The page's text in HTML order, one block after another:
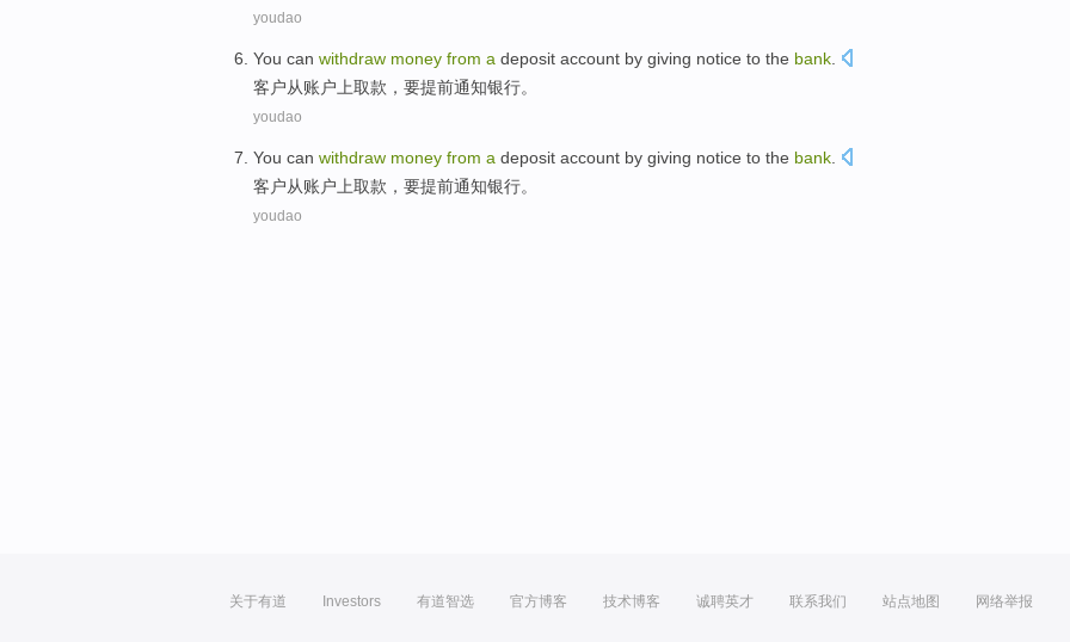
youdao
You can withdraw money from a deposit account by giving notice to the bank
客户从账户 上取款 ，要提前通知银行。
youdao
You can withdraw money from a deposit account by giving notice to the bank
客户从账户 上取款 ，要提前通知银行。
youdao
关于有道 Investors 有道智选 官方博客 技术博客 诚聘英才 联系我们 站点地图 网络举报